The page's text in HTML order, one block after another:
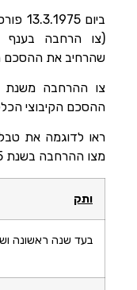
font_download סמן קישורים
ביום
שהרחיב את ההסכם
ההסכם הקיבוצי
מצו ההרחבה בשנת 1975:
ותק
בעד שנה ראשונה